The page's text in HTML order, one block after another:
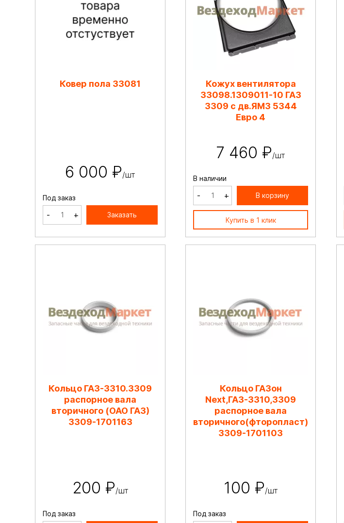
Ковер пола 33081
6 000 ₽/шт
Под заказ
- + Заказать
Кожух вентилятора
33098.1309011-10 ГАЗ
3309 c дв.ЯМЗ 5344
Евро 4
7 460 ₽/шт
В наличии
- + В корзину
Купить в 1 клик
Кольцо ГАЗ-3310.3309
распорное вала
вторичного (ОАО ГАЗ)
3309-1701163
200 ₽/шт
Под заказ
Кольцо ГАЗон
Next,ГАЗ-3310,3309
распорное вала
вторичного(фторопласт)
3309-1701103
100 ₽/шт
Под заказ